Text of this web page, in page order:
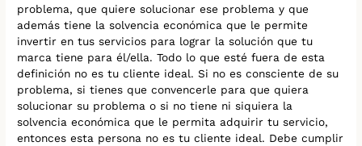
problema, que quiere solucionar ese problema y que
además tiene la solvencia económica que le permite
invertir en tus servicios para lograr la solución que tu
marca tiene para él/ella. Todo lo que esté fuera de esta
definición no es tu cliente ideal. Si no es consciente de su
problema, si tienes que convencerle para que quiera
solucionar su problema o si no tiene ni siquiera la
solvencia económica que le permita adquirir tu servicio,
entonces esta persona no es tu cliente ideal. Debe cumplir